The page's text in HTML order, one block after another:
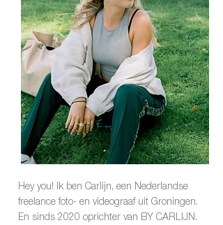
Hey you! Ik ben Carlijn, een Nederlandse
freelance foto- en videograaf uit Groningen.
En sinds 2020 oprichter van BY CARLIJN.